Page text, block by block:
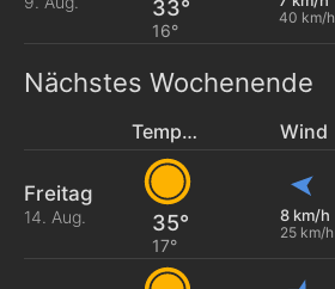
33°
16°
40 km/h
Nächstes Wochenende
Temperatur Wind
Freitag
14. Aug. 35°
17°
8 km/h
25 km/h